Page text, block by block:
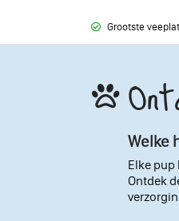
Grootste
Welke
Elke
Ontdek